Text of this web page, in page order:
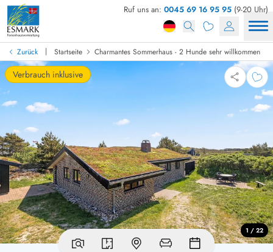
Ruf uns an: 0045 69 16 95 95 (9-20 Uhr)
Zurück | Startseite Charmantes Sommerhaus - 2 Hunde sehr willkommen
Verbrauch inklusive
1 / 22